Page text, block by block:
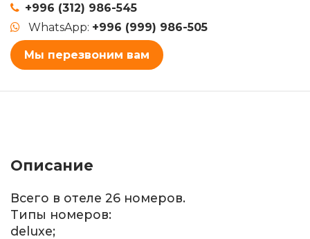
+996 (312) 986-545
WhatsApp: +996 (999) 986-505
Мы перезвоним вам
Описание
Всего в отеле 26 номеров.
Типы номеров:
deluxe;